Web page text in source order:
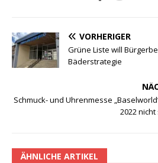
VORHERIGER
Grüne Liste will
Bäderstrategie
Schmuck- und Uhrenmesse
2022
ÄHNLICHE ARTIKEL